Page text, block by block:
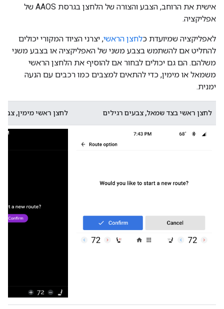
אישית את הרוחב, הצבע והצורה של הלחצן בגרסת AAOS של
אפליקציה.
לאפליקציה שמיועדת כלחצן הראשי, יצרני הציוד המקורי יכולים
להחליט אם להשתמש בצבע משני של האפליקציה או בצבע משני
משלהם. הם גם יכולים לבחור אם להוסיף את הלחצן הראשי
משמאל או מימין, כדי להתאים למצבים כמו רכבים עם הנעה
ימנית.
לחצן ראשי בצד שמאל, צבעים רגילים לחצן ראשי מימין,